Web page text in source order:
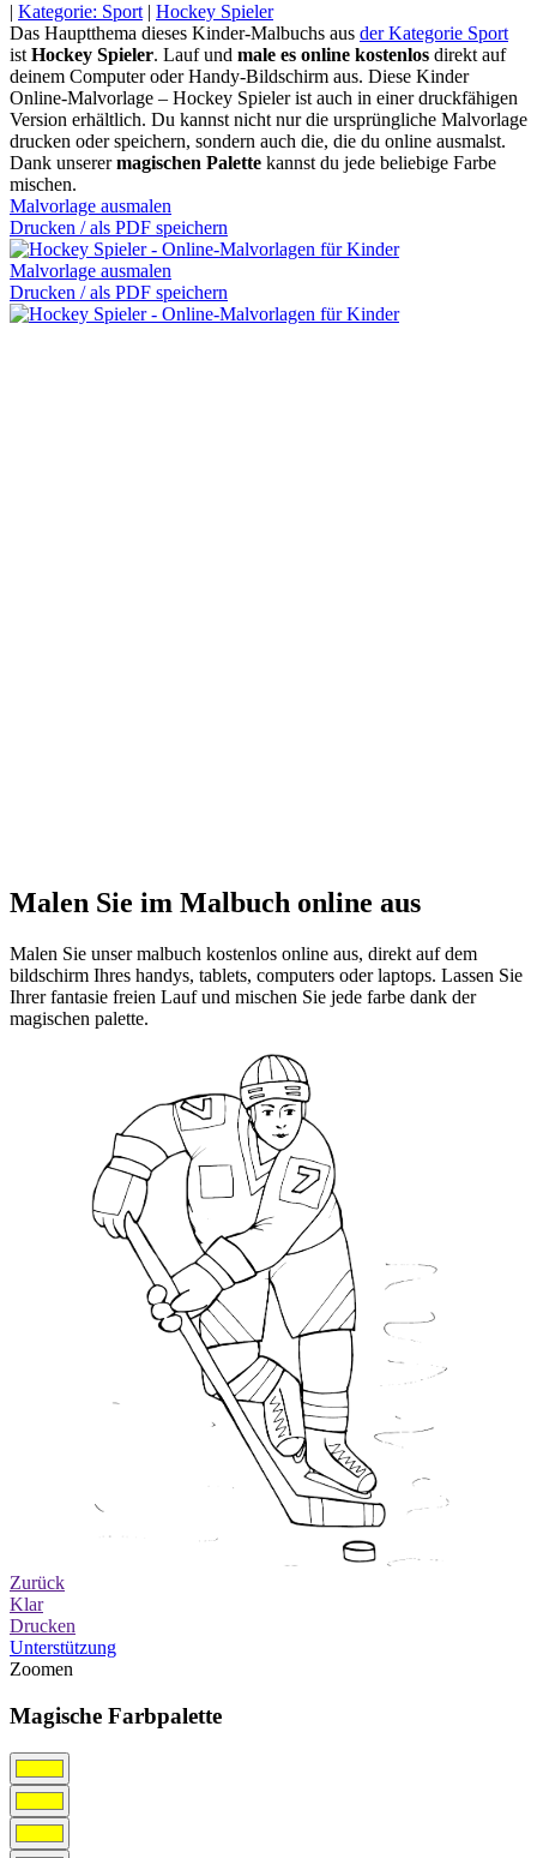
| Kategorie: Sport| Hockey Spieler
Das Hauptthema dieses Kinder-Malbuchs aus der Kategorie Sport
istHockey Spieler. Lauf und male es online kostenlos direkt auf
deinem Computer oder Handy-Bildschirm aus. Diese Kinder
Online-Malvorlage – Hockey Spieler ist auch in einer druckfähigen
Version erhältlich. Du kannst nicht nur die ursprüngliche Malvorlage
drucken oder speichern, sondern auch die, die du online ausmalst.
Dank unserermagischen Palette kannst du jede beliebige Farbe
mischen.
Malvorlage ausmalen
Drucken / als PDF speichern
Malvorlage ausmalen
Drucken / als PDF speichern
Malen Sie im Malbuch online aus
Malen Sie unser malbuch kostenlos online aus, direkt auf dem
bildschirm Ihres handys, tablets, computers oder laptops. Lassen Sie
Ihrer fantasie freien Lauf und mischen Sie jede farbe dank der
magischen palette.
Zurück
Klar
Drucken
Unterstützung
Zoomen
Magische Farbpalette